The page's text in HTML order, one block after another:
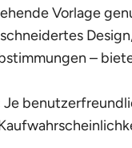
Vorlage
–
Je